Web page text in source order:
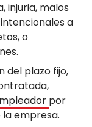
injuria, malos
a
o
del plazo fijo,
por
la empresa.